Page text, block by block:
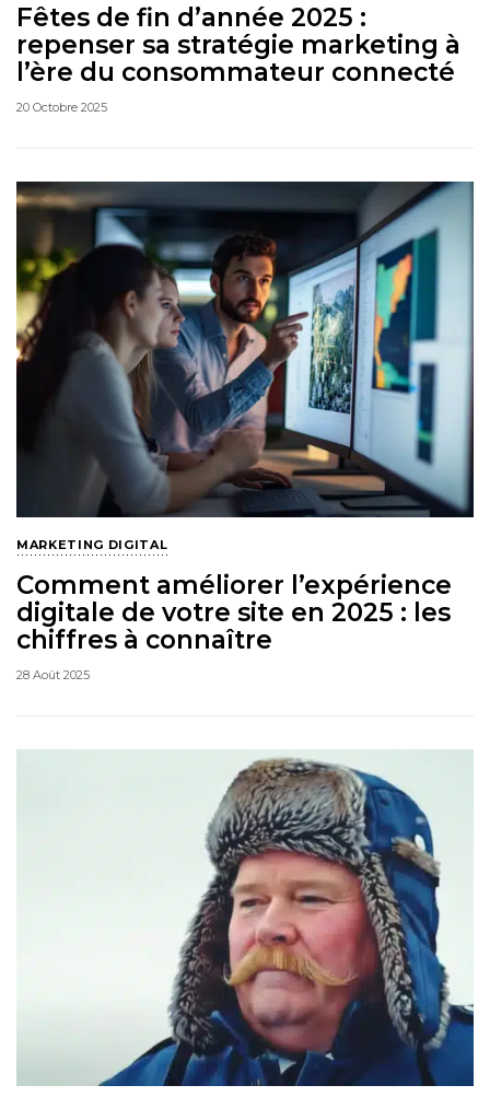
Fêtes de fin d’année 2025 :
repenser sa stratégie marketing à
l’ère du consommateur connecté
20 Octobre 2025
MARKETING DIGITAL
Comment améliorer l’expérience
digitale de votre site en 2025 : les
chiffres à connaître
28 Août 2025